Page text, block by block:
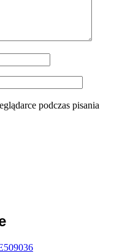
podczas pisania